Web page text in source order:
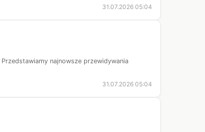
31.07.2026 05:04
najnowsze przewidywania
31.07.2026 05:04